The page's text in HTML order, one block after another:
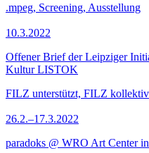
.mpeg, Screening, Ausstellung
10.3.2022
Offener Brief der Leipziger
Kultur LISTOK
FILZ unterstützt, FILZ kollektiv
26.2.–17.3.2022
paradoks @ WRO Art Center